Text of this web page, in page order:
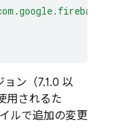
ン（7.1.0 以
用されるた
ルで追加の変更